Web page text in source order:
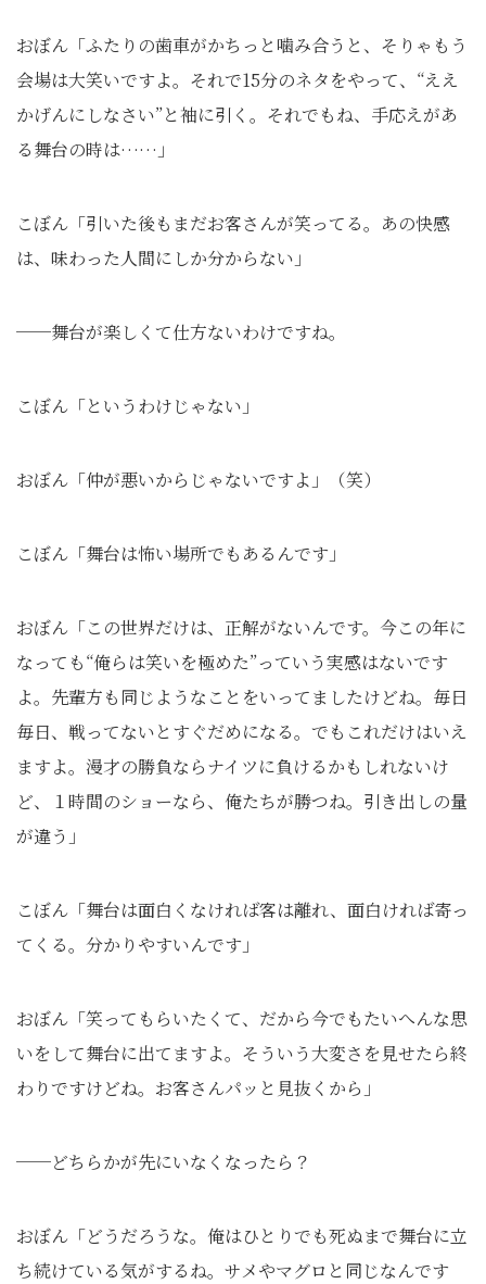
おぼん「ふたりの歯車がかちっと噛み合うと、そりゃもう
会場は大笑いですよ。それで15分のネタをやって、“ええ
かげんにしなさい”と袖に引く。それでもね、手応えがあ
る舞台の時は……」
こぼん「引いた後もまだお客さんが笑ってる。あの快感
は、味わった人間にしか分からない」
──舞台が楽しくて仕方ないわけですね。
こぼん「というわけじゃない」
おぼん「仲が悪いからじゃないですよ」（笑）
こぼん「舞台は怖い場所でもあるんです」
おぼん「この世界だけは、正解がないんです。今この年に
なっても“俺らは笑いを極めた”っていう実感はないです
よ。先輩方も同じようなことをいってましたけどね。毎日
毎日、戦ってないとすぐだめになる。でもこれだけはいえ
ますよ。漫才の勝負ならナイツに負けるかもしれないけ
ど、１時間のショーなら、俺たちが勝つね。引き出しの量
が違う」
こぼん「舞台は面白くなければ客は離れ、面白ければ寄っ
てくる。分かりやすいんです」
おぼん「笑ってもらいたくて、だから今でもたいへんな思
いをして舞台に出てますよ。そういう大変さを見せたら終
わりですけどね。お客さんパッと見抜くから」
──どちらかが先にいなくなったら？
おぼん「どうだろうな。俺はひとりでも死ぬまで舞台に立
ち続けている気がするね。サメやマグロと同じなんです